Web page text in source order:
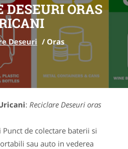
DESEURI ORAS
Deseuri / Oras
: Reciclare Deseuri oras
de colectare baterii si
sau auto in vederea